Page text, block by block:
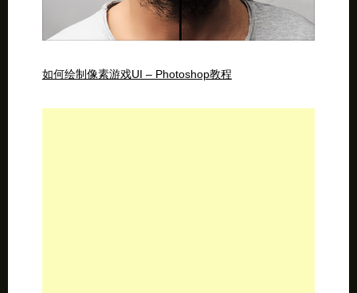
如何绘制像素游戏UI – Photoshop教程